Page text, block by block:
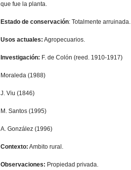
que fue la planta.
Estado de conservación: Totalmente arruinada.
Usos actuales: Agropecuarios.
Investigación: F. de Colón (reed. 1910-1917)
Moraleda (1988)
J. Viu (1846)
M. Santos (1995)
A. González (1996)
Contexto: Ambito rural.
Observaciones: Propiedad privada.